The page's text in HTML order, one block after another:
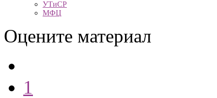
УТиСР
МФЦ
Оцените материал
1